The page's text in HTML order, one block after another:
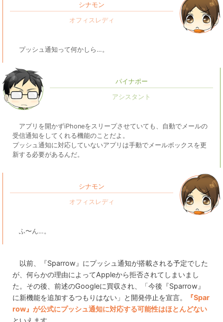
シナモン
プッシュ通知って何かしら…。
パイナポー
アプリを開かずiPhoneをスリープさせていても、自動でメールの
受信通知をしてくれる機能のことだよ。
プッシュ通知に対応していないアプリは手動でメールボックスを更
新する必要があるんだ。
シナモン
ふ〜ん…。
以前、『Sparrow』にプッシュ通知が搭載される予定でした
が、何らかの理由によってAppleから拒否されてしまいまし
た。その後、前述のGoogleに買収され、「今後『Sparrow』
に新機能を追加するつもりはない」と開発停止を宣言。
『Spar
row』が公式にプッシュ通知に対応する可能性はほとんどない
といえます。